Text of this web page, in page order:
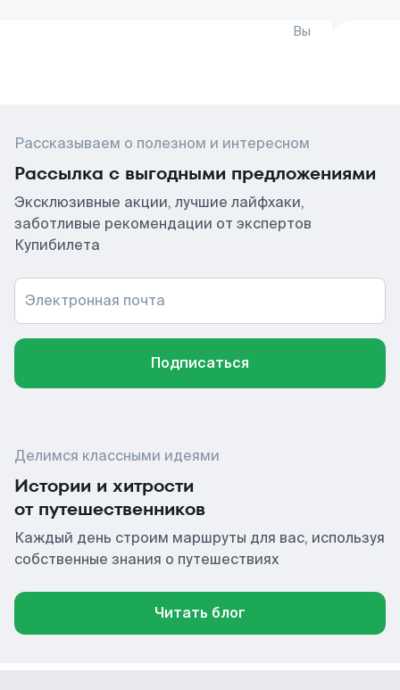
Вы
Рассказываем о полезном и интересном
Рассылка с выгодными предложениями
Эксклюзивные акции, лучшие лайфхаки,
заботливые рекомендации от экспертов
Купибилета
Электронная почта
Подписаться
Делимся классными идеями
Истории и хитрости
от путешественников
Каждый день строим маршруты для вас, используя
собственные знания о путешествиях
Читать блог